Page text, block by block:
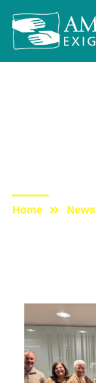
Home News